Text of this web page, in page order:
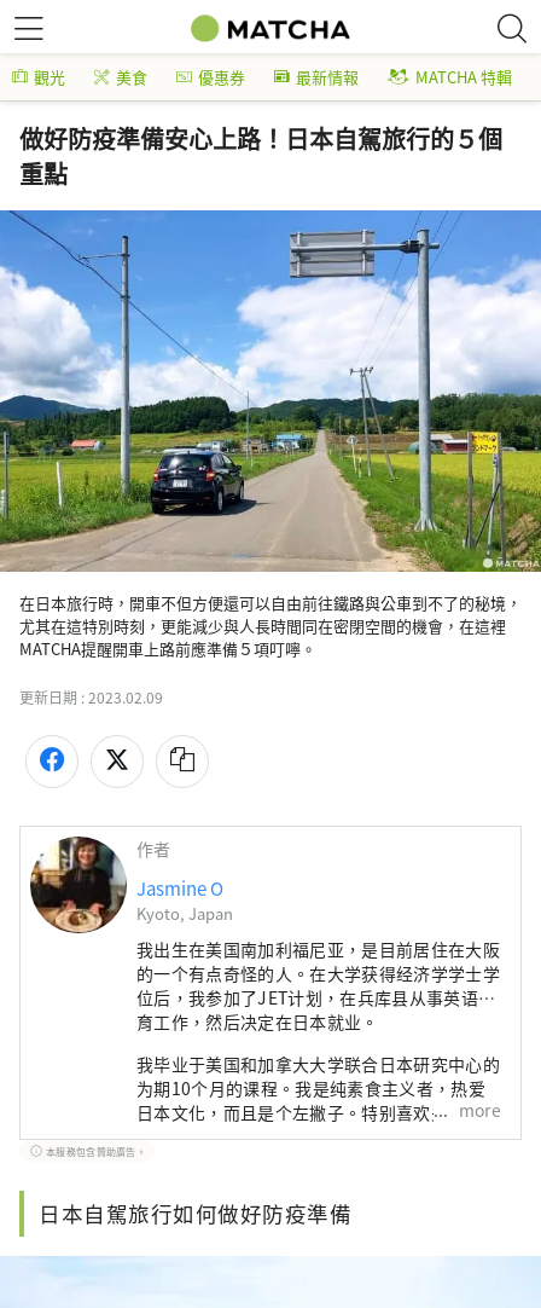
觀光 美食 優惠券 最新情報 MATCHA 特輯
做好防疫準備安心上路！日本自駕旅行的５個
重點
在日本旅行時，開車不但方便還可以自由前往鐵路與公車到不了的秘境，
尤其在這特別時刻，更能減少與人長時間同在密閉空間的機會，在這裡
MATCHA提醒開車上路前應準備５項叮嚀。
更新日期 :2023.02.09
作者
Jasmine O
Kyoto, Japan
我出生在美国南加利福尼亚，是目前居住在大阪
的一个有点奇怪的人。在大学获得经济学学士学
位后，我参加了JET计划，在兵库县从事英语教
育工作，然后决定在日本就业。
我毕业于美国和加拿大大学联合日本研究中心的
为期10个月的课程。我是纯素食主义者，热爱
日本文化，而且是个左撇子。特别喜欢关西！
more
本服務包含贊助廣告。
日本自駕旅行如何做好防疫準備